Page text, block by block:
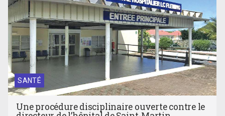
SANTÉ
Une procédure disciplinaire ouverte contre le